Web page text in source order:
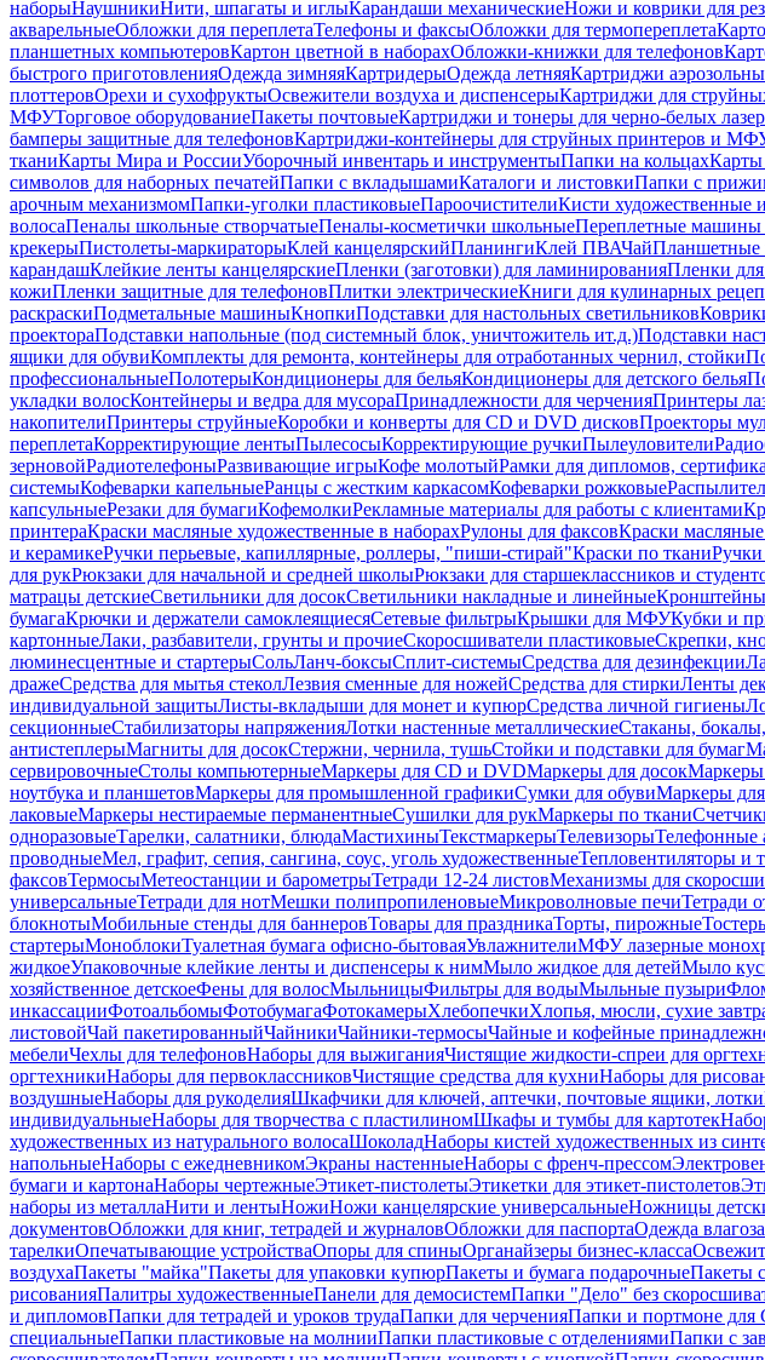
наборыНаушникиНити, шпагаты и иглыКарандаши механическиеНожи и коврики для
акварельныеОбложки для переплетаТелефоны и факсыОбложки для термопереплета
планшетных компьютеровКартон цветной в наборахОбложки-книжки для телефонов
быстрого приготовленияОдежда зимняяКартридерыОдежда летняяКартриджи
плоттеровОрехи и сухофруктыОсвежители воздуха и диспенсерыКартриджи для
МФУТорговое оборудованиеПакеты почтовыеКартриджи и тонеры для черно-белых
бамперы защитные для телефоновКартриджи-контейнеры для струйных принтеров и
тканиКарты Мира и РоссииУборочный инвентарь и инструментыПапки на кольцахКарты
символов для наборных печатейПапки с вкладышамиКаталоги и листовкиПапки с
арочным механизмомПапки-уголки пластиковыеПароочистителиКисти художественные
волосаПеналы школьные створчатыеПеналы-косметички школьныеПереплетные
крекерыПистолеты-маркираторыКлей канцелярскийПланингиКлей ПВАЧайПланшетные
карандашКлейкие ленты канцелярскиеПленки (заготовки) для ламинированияПленки
кожиПленки защитные для телефоновПлитки электрическиеКниги для кулинарных
раскраскиПодметальные машиныКнопкиПодставки для настольных светильников
проектораПодставки напольные (под системный блок, уничтожитель ит.д.)Подставки
ящики для обувиКомплекты для ремонта, контейнеры для отработанных чернил, стойки
профессиональныеПолотерыКондиционеры для бельяКондиционеры для детского белья
укладки волосКонтейнеры и ведра для мусораПринадлежности для черченияПринтеры
накопителиПринтеры струйныеКоробки и конверты для CD и DVD дисковПроекторы
переплетаКорректирующие лентыПылесосыКорректирующие ручкиПылеуловители
зерновойРадиотелефоныРазвивающие игрыКофе молотыйРамки для дипломов,
системыКофеварки капельныеРанцы с жестким каркасомКофеварки рожковые
капсульныеРезаки для бумагиКофемолкиРекламные материалы для работы с клиентами
принтераКраски масляные художественные в наборахРулоны для факсовКраски
и керамикеРучки перьевые, капиллярные, роллеры, "пиши-стирай"Краски по ткани
для рукРюкзаки для начальной и средней школыРюкзаки для старшеклассников и
матрацы детскиеСветильники для досокСветильники накладные и линейные
бумагаКрючки и держатели самоклеящиесяСетевые фильтрыКрышки для МФУКубки и
картонныеЛаки, разбавители, грунты и прочиеСкоросшиватели пластиковыеСкрепки,
люминесцентные и стартерыСольЛанч-боксыСплит-системыСредства для дезинфекции
дражеСредства для мытья стеколЛезвия сменные для ножейСредства для стиркиЛенты
индивидуальной защитыЛисты-вкладыши для монет и купюрСредства личной гигиены
секционныеСтабилизаторы напряженияЛотки настенные металлическиеСтаканы,
антистеплерыМагниты для досокСтержни, чернила, тушьСтойки и подставки для бумаг
сервировочныеСтолы компьютерныеМаркеры для CD и DVDМаркеры для досокМаркеры
ноутбука и планшетовМаркеры для промышленной графикиСумки для обувиМаркеры
лаковыеМаркеры нестираемые перманентныеСушилки для рукМаркеры по ткани
одноразовыеТарелки, салатники, блюдаМастихиныТекстмаркерыТелевизорыТелефонные
проводныеМел, графит, сепия, сангина, соус, уголь художественныеТепловентиляторы и
факсовТермосыМетеостанции и барометрыТетради 12-24 листовМеханизмы для
универсальныеТетради для нотМешки полипропиленовыеМикроволновые печиТетради
блокнотыМобильные стенды для баннеровТовары для праздникаТорты, пирожные
стартерыМоноблокиТуалетная бумага офисно-бытоваяУвлажнителиМФУ лазерные
жидкоеУпаковочные клейкие ленты и диспенсеры к нимМыло жидкое для детейМыло
хозяйственное детскоеФены для волосМыльницыФильтры для водыМыльные пузыри
инкассацииФотоальбомыФотобумагаФотокамерыХлебопечкиХлопья, мюсли, сухие
листовойЧай пакетированныйЧайникиЧайники-термосыЧайные и кофейные
мебелиЧехлы для телефоновНаборы для выжиганияЧистящие жидкости-спреи для
оргтехникиНаборы для первоклассниковЧистящие средства для кухниНаборы для
воздушныеНаборы для рукоделияШкафчики для ключей, аптечки, почтовые ящики, лотки
индивидуальныеНаборы для творчества с пластилиномШкафы и тумбы для картотек
художественных из натурального волосаШоколадНаборы кистей художественных из
напольныеНаборы с ежедневникомЭкраны настенныеНаборы с френч-прессом
бумаги и картонаНаборы чертежныеЭтикет-пистолетыЭтикетки для этикет-пистолетов
наборы из металлаНити и лентыНожиНожи канцелярские универсальныеНожницы
документовОбложки для книг, тетрадей и журналовОбложки для паспортаОдежда
тарелкиОпечатывающие устройстваОпоры для спиныОрганайзеры бизнес-класса
воздухаПакеты "майка"Пакеты для упаковки купюрПакеты и бумага подарочныеПакеты
рисованияПалитры художественныеПанели для демосистемПапки "Дело" без
и дипломовПапки для тетрадей и уроков трудаПапки для черченияПапки и портмоне для
специальныеПапки пластиковые на молнииПапки пластиковые с отделениямиПапки с